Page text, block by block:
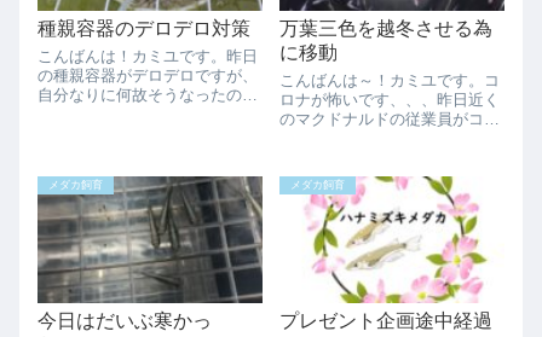
種親容器のデロデロ対策
こんばんは！カミユです。昨日
の種親容器がデロデロですが、
自分なりに何故そうなったのか
の対策についても考えてみまし
た。久々に見出しを使ったこの
スタイル！たまに...
万葉三色を越冬させる為
に移動
こんばんは～！カミユです。コ
ロナが怖いです、、、昨日近く
のマクドナルドの従業員がコロ
去最高のレベルに達していま
す。日本全国でも過去最高の感
染者数になり、この3連休で更
に増えると言われ...
メダカ飼育
今日はだいぶ寒かっ
メダカ飼育
プレゼント企画途中経過